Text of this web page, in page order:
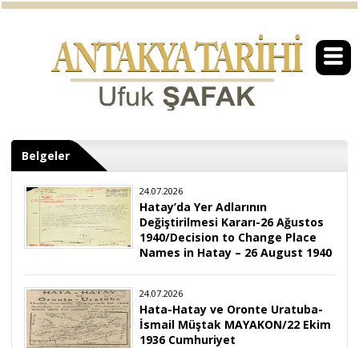
Belgeler
24.07.2026
Hatay’da Yer Adlarının
Değiştirilmesi Kararı-26 Ağustos
1940/Decision to Change Place
Names in Hatay – 26 August 1940
24.07.2026
Hata-Hatay ve Oronte Uratuba-
İsmail Müştak MAYAKON/22 Ekim
1936 Cumhuriyet